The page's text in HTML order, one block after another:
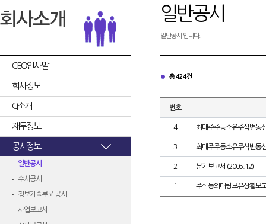
CEO인사말
회사정보
CI소개
재무정보
공시정보
일반공시
수시공시
정보기술부문 공시
사업보고서
일반공시
일반공시 입니다.
총 424건
번호
4 최대주주등소유주식변동
3 최대주주등소유주식변동
2 분기보고서 (2005.12)
1 주식등의대량보유상황보